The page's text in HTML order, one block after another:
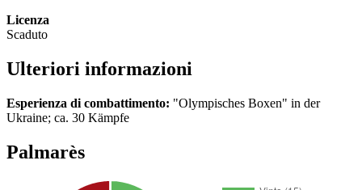
Licenza
Scaduto
Ulteriori informazioni
Esperienza di combattimento: "Olympisches Boxen" in der
Ukraine; ca. 30 Kämpfe
Palmarès